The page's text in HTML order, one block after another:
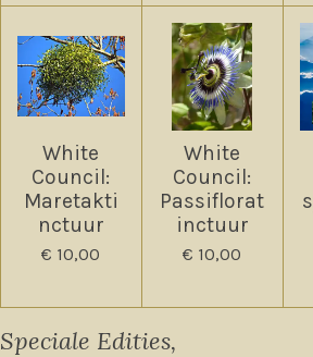
White
Council:
Maretakti
nctuur
€ 10,00
White
Council:
Passiflorat
inctuur
€ 10,00
Speciale Edities,